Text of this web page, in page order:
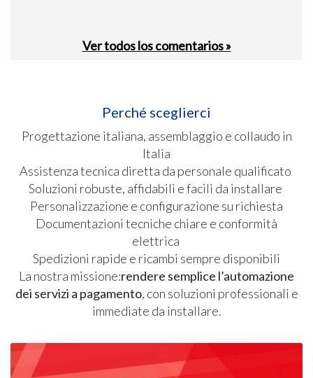
Ver todos los comentarios »
Perché sceglierci
Progettazione italiana, assemblaggio e collaudo in
Italia
Assistenza tecnica diretta da personale qualificato
Soluzioni robuste, affidabili e facili da installare
Personalizzazione e configurazione su richiesta
Documentazioni tecniche chiare e conformità
elettrica
Spedizioni rapide e ricambi sempre disponibili
La nostra missione:rendere semplice l’automazione
dei servizi a pagamento, con soluzioni professionali e
immediate da installare.